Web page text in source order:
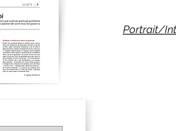
Portrait/